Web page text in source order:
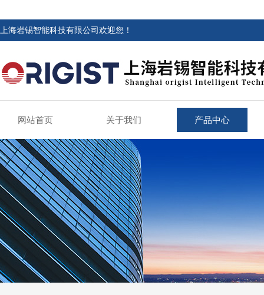
上海岩锡智能科技有限公司欢迎您！
网站首页 关于我们 产品中心